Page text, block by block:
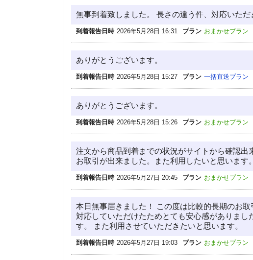
無事到着致しました。 長さの違う件、対応いた
到着報告日時 2026年5月28日 16:31 プラン おまかせプラン
ありがとうございます。
到着報告日時 2026年5月28日 15:27 プラン 一括直送プラン
ありがとうございます。
到着報告日時 2026年5月28日 15:26 プラン おまかせプラン
注文から商品到着までの状況がサイトから確認
お取引が出来ました。また利用したいと思います。
到着報告日時 2026年5月27日 20:45 プラン おまかせプラン
本日無事届きました！ この度は比較的長期のお
対応していただけたためとても安心感がありま
す。 また利用させていただきたいと思います。
到着報告日時 2026年5月27日 19:03 プラン おまかせプラン